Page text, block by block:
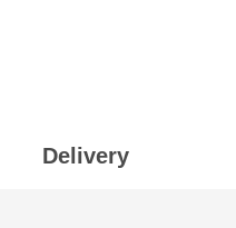
Delivery